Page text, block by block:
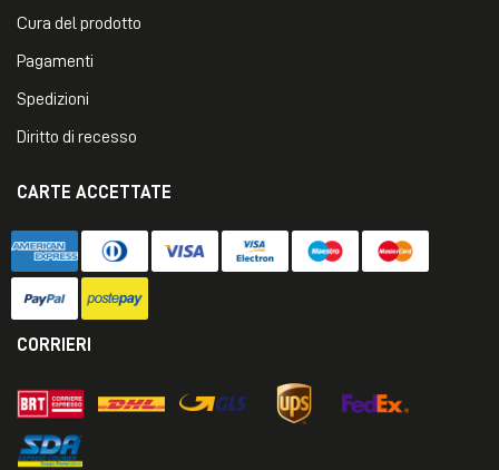
Cura del prodotto
Pagamenti
Spedizioni
Diritto di recesso
CARTE ACCETTATE
CORRIERI